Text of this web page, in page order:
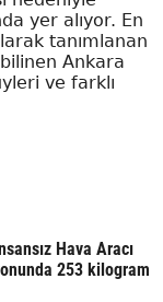
yer alıyor. En
tanımlanan
Ankara
ve farklı
Hava Aracı
253 kilogram